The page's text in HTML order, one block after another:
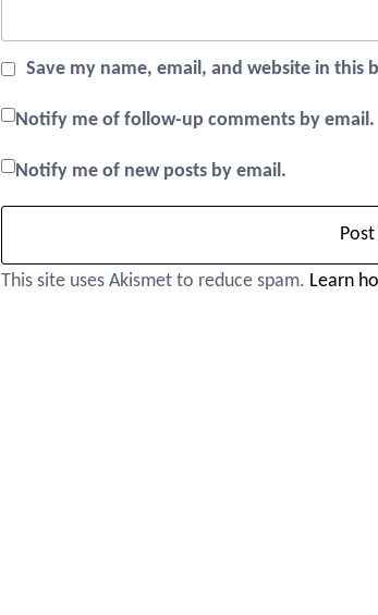
Save my name, email, and website in
Notify me of follow-up comments by email.
Notify me of new posts by email.
This site uses Akismet to reduce spam. Learn